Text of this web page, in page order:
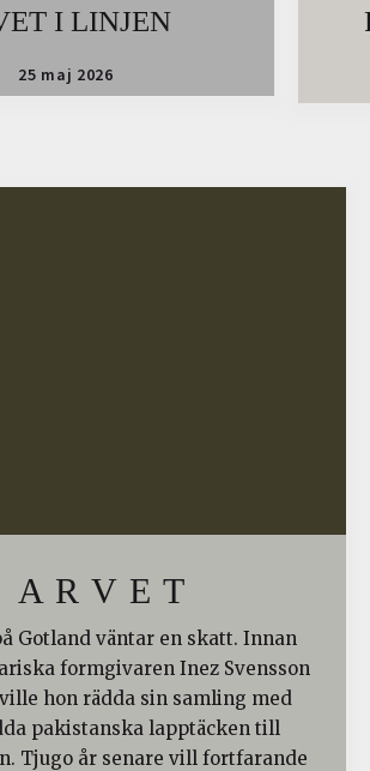
I LINJEN
25 maj 2026
A R V E T
Gotland väntar en skatt. Innan
formgivaren Inez Svensson
hon rädda sin samling med
pakistanska lapptäcken till
Tjugo år senare vill fortfarande